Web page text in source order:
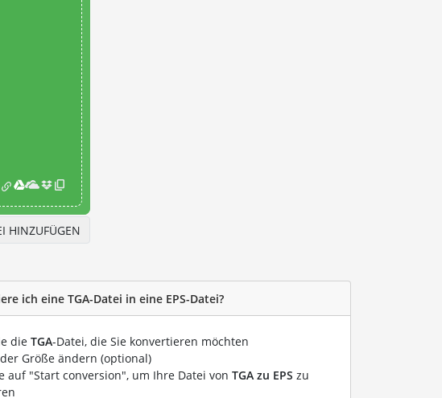
HINZUFÜGEN
ich eine TGA-Datei in eine EPS-Datei?
die TGA-Datei, die Sie konvertieren möchten
Größe ändern (optional)
auf "Start conversion", um Ihre Datei von TGA zu EPS zu